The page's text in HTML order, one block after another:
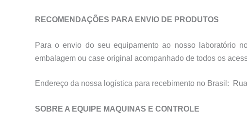
RECOMENDAÇÕES PARA ENVIO DE PRODUTOS
Para o envio do seu equipamento ao nosso laboratório
embalagem ou case original acompanhado de todos os
Endereço da nossa logística para recebimento no Brasil:
SOBRE A EQUIPE MAQUINAS E CONTROLE